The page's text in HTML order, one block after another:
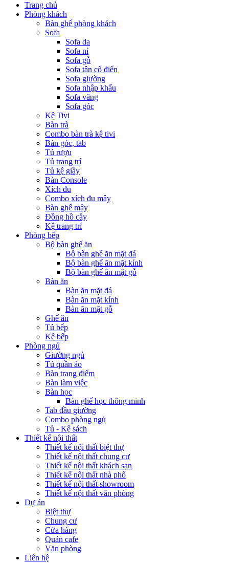
Trang chủ
Phòng khách
Bàn ghế phòng khách
Sofa
Sofa da
Sofa nỉ
Sofa gỗ
Sofa tân cổ điển
Sofa giường
Sofa nhập khẩu
Sofa văng
Sofa góc
Kệ Tivi
Bàn trà
Combo bàn trà kệ tivi
Bàn góc, tab
Tủ rượu
Tủ trang trí
Tủ kệ giầy
Bàn Console
Xích đu
Combo xích đu mây
Bàn ghế mây
Đồng hồ cây
Kệ trang trí
Phòng bếp
Bộ bàn ghế ăn
Bộ bàn ghế ăn mặt đá
Bộ bàn ghế ăn mặt kính
Bộ bàn ghế ăn mặt gỗ
Bàn ăn
Bàn ăn mặt đá
Bàn ăn mặt kính
Bàn ăn mặt gỗ
Ghế ăn
Tủ bếp
Kệ bếp
Phòng ngủ
Giường ngủ
Tủ quần áo
Bàn trang điểm
Bàn làm việc
Bàn học
Bàn ghế học thông minh
Tab đầu giường
Combo phòng ngủ
Tủ - Kệ sách
Thiết kế nội thất
Thiết kế nội thất biệt thự
Thiết kế nội thất chung cư
Thiết kế nội thất khách sạn
Thiết kế nội thất nhà phố
Thiết kế nội thất showroom
Thiết kế nội thất văn phòng
Dự án
Biệt thự
Chung cư
Cửa hàng
Quán cafe
Văn phòng
Liên hệ